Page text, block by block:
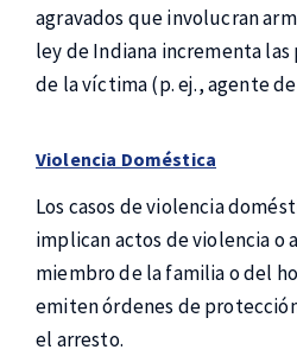
agravados que involucran
ley de Indiana incrementa
de la víctima (p. ej., agente
Violencia Doméstica
Los casos de violencia
implican actos de violencia o
miembro de la familia o del
emiten órdenes de
el arresto.